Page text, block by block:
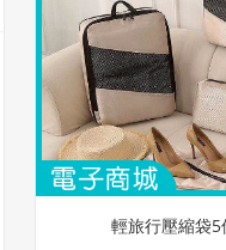
輕旅行壓縮袋5